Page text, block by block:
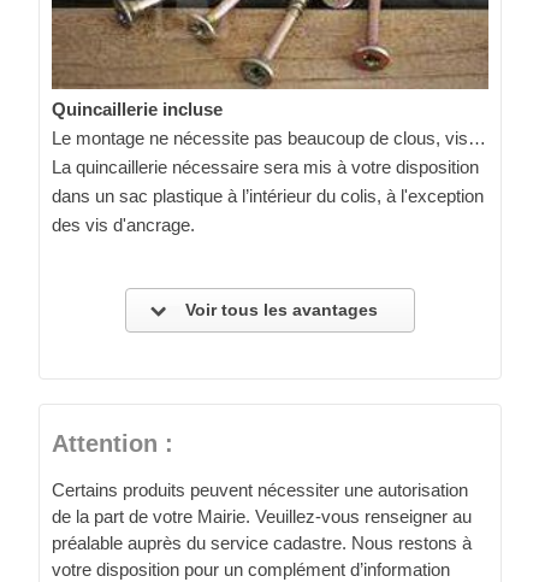
Quincaillerie incluse
Le montage ne nécessite pas beaucoup de clous, vis…
La quincaillerie nécessaire sera mis à votre disposition
dans un sac plastique à l’intérieur du colis, à l'exception
des vis d'ancrage.
Voir tous les avantages
Attention :
Certains produits peuvent nécessiter une autorisation
de la part de votre Mairie. Veuillez-vous renseigner au
préalable auprès du service cadastre. Nous restons à
votre disposition pour un complément d’information